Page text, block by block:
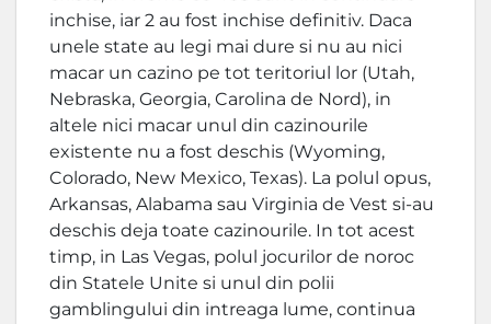
inchise, iar 2 au fost inchise definitiv. Daca
unele state au legi mai dure si nu au nici
macar un cazino pe tot teritoriul lor (Utah,
Nebraska, Georgia, Carolina de Nord), in
altele nici macar unul din cazinourile
existente nu a fost deschis (Wyoming,
Colorado, New Mexico, Texas). La polul opus,
Arkansas, Alabama sau Virginia de Vest si-au
deschis deja toate cazinourile. In tot acest
timp, in Las Vegas, polul jocurilor de noroc
din Statele Unite si unul din polii
gamblingului din intreaga lume, continua